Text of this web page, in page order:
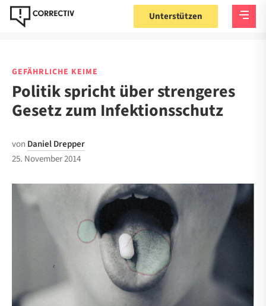
Unterstützen
GEFÄHRLICHE KEIME
Politik spricht über strengeres
Gesetz zum Infektionsschutz
von Daniel Drepper
25. November 2014